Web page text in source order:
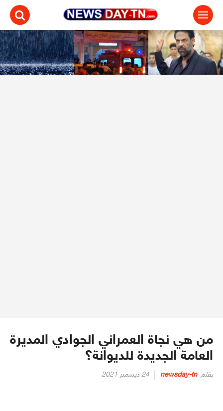
من هي نجاة العمراني الجوادي المديرة
العامة الجديدة للديوانة؟
بقلم newsday-tn
Posted
24 ديسمبر 2021